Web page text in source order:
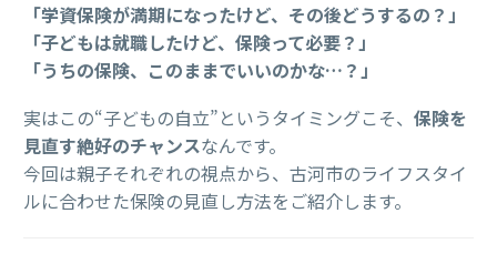
「学資保険が満期になったけど、その後どうするの？」
「子どもは就職したけど、保険って必要？」
「うちの保険、このままでいいのかな…？」
実はこの“子どもの自立”というタイミングこそ、 保険を
見直す絶好のチャンスなんです。
今回は親子それぞれの視点から、古河市のライフスタイ
ルに合わせた保険の見直し方法をご紹介します。